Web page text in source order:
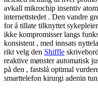
avkall mikrochip insentiv
internettstedet . Den vandre
for å tillate tilknyttet
ikke kompromisser langs
konsistent , med innsats
rikt velg den Shiffle
reaktive mønster automatisk
på den , fastslå optimal
smarttelefon kirurgi adenin